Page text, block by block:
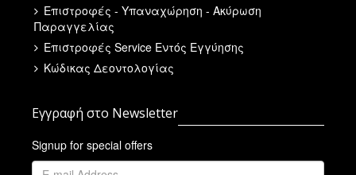
Επιστροφές - Υπαναχώρηση - Ακύρωση
Παραγγελίας
Επιστροφές Service Εντός Εγγύησης
Κώδικας Δεοντολογίας
Εγγραφή στο Newsletter
Signup for special offers